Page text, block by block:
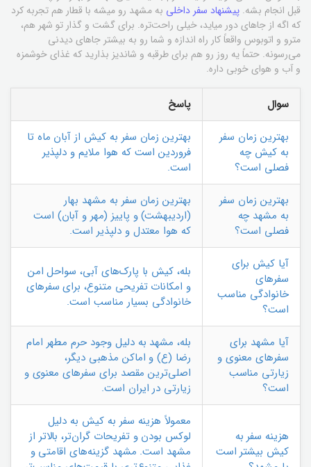
قبل انجام بشه. پیشنهاد سفر داخلی به مشهد رو میشه با قطار هم تجربه کرد
که اگه از جاهای دور میاید، خیلی راحت‌تره. برای گشت و گذار تو شهر هم،
مترو و اتوبوس واقعاً کار راه اندازه و شما رو به بیشتر جاهای دیدنی
می‌رسونه. حتماً یه روز رو هم برای طرقبه و شاندیز بذارید که غذای خوشمزه
و آب و هوای خوبی داره.
سوال
پاسخ
بهترین زمان سفر
به کیش چه
فصلی است؟
بهترین زمان سفر به کیش از آبان ماه تا
فروردین است که هوا ملایم و دلپذیر
است.
بهترین زمان سفر
به مشهد چه
فصلی است؟
بهترین زمان سفر به مشهد بهار
(اردیبهشت) و پاییز (مهر و آبان) است
که هوا معتدل و دلپذیر است.
آیا کیش برای
سفرهای
خانوادگی مناسب
است؟
بله، کیش با پارک‌های آبی، سواحل امن
و امکانات تفریحی متنوع، برای سفرهای
خانوادگی بسیار مناسب است.
آیا مشهد برای
سفرهای معنوی و
زیارتی مناسب
است؟
بله، مشهد به دلیل وجود حرم مطهر امام
رضا (ع) و اماکن مذهبی دیگر،
اصلی‌ترین مقصد برای سفرهای معنوی و
زیارتی در ایران است.
هزینه سفر به
کیش بیشتر است
معمولاً هزینه سفر به کیش به دلیل
لوکس بودن و تفریحات گران‌تر، بالاتر از
مشهد است. مشهد گزینه‌های اقامتی و